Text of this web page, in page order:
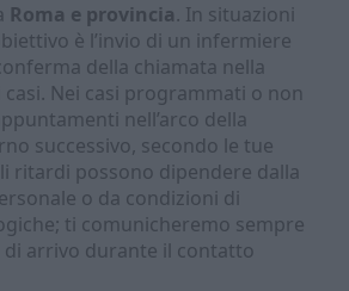
Roma e provincia. In situazioni
è l’invio di un infermiere
della chiamata nella
Nei casi programmati o non
nell’arco della
successivo, secondo le tue
ritardi possono dipendere dalla
o da condizioni di
ti comunicheremo sempre
arrivo durante il contatto